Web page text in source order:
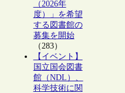
（2026年
度）」を希望
する図書館の
募集を開始
（283）
【イベント】
国立国会図書
館（NDL）、
科学技術に関